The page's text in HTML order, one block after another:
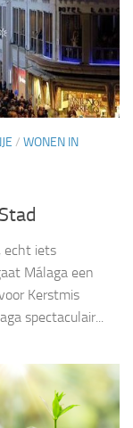
/ WONEN IN
echt iets
Málaga een
Kerstmis
spectaculair...